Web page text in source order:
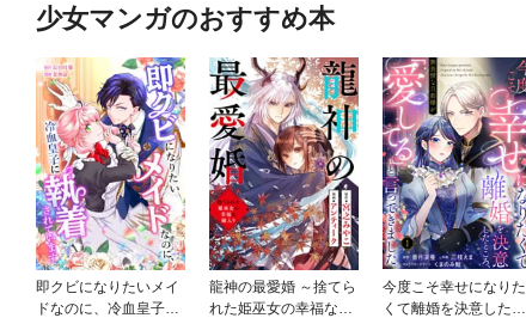
少女マンガのおすすめ本
即クビになりたいメイ
ドなのに、冷血皇子に
龍神の最愛婚 ～捨てら
れた姫巫女の幸福な嫁
今度こそ幸せになりた
くて離婚を決意したと